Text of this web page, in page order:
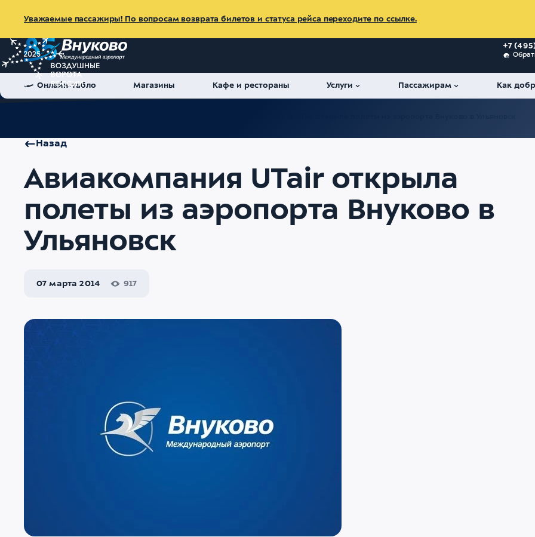
Уважаемые пассажиры! По вопросам возврата билетов и статуса рейса переходите по ссылке.
+7
Онлайн-табло Магазины Кафе и рестораны Услуги Пассажирам Как
Назад
Авиакомпания UTair открыла
полеты из аэропорта Внуково в
Ульяновск
07 марта 2014 917